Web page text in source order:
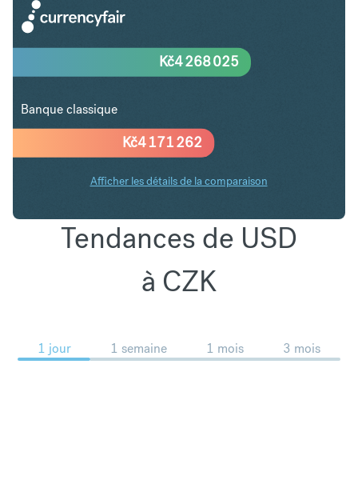
Kč4 171 262
Kč4 268 025
Banque classique
Afficher les détails de la comparaison
Tendances de USD
à CZK
1 jour 1 semaine 1 mois 3 mois